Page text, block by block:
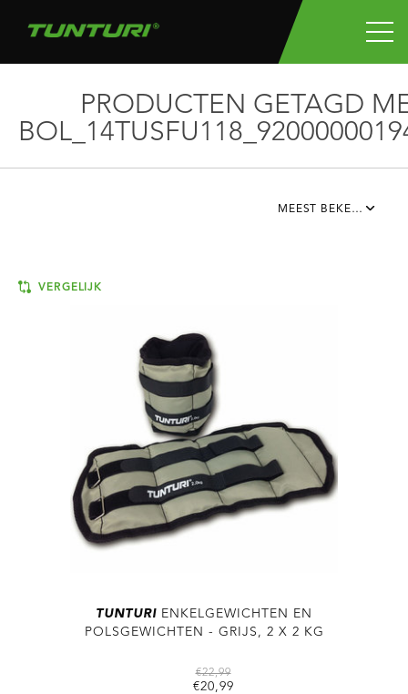
PRODUCTEN GETAGD
MEEST BEKEKEN
VERGELIJK
TUNTURI ENKELGEWICHTEN EN
POLSGEWICHTEN - GRIJS, 2 X 2 KG
€22,99
€20,99